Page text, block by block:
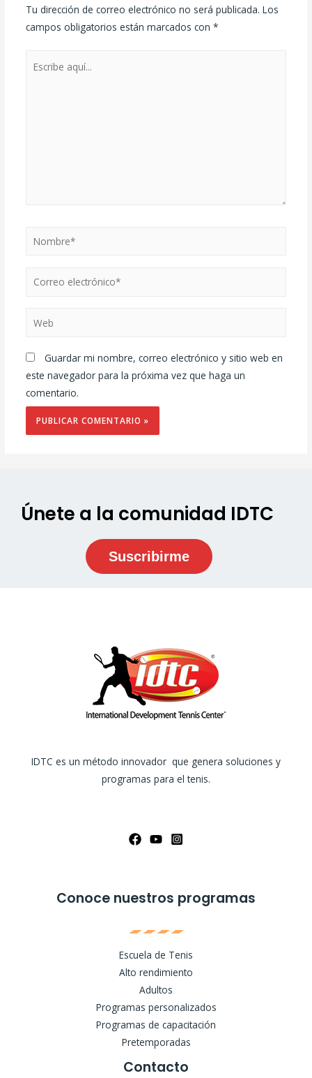
Tu dirección de correo electrónico no será publicada. Los
campos obligatorios están marcados con *
Guardar mi nombre, correo electrónico y sitio web en
este navegador para la próxima vez que haga un
comentario.
Únete a la comunidad IDTC
Suscribirme
IDTC es un método innovador que genera soluciones y
programas para el tenis.
Conoce nuestros programas
Escuela de Tenis
Alto rendimiento
Adultos
Programas personalizados
Programas de capacitación
Pretemporadas
Contacto